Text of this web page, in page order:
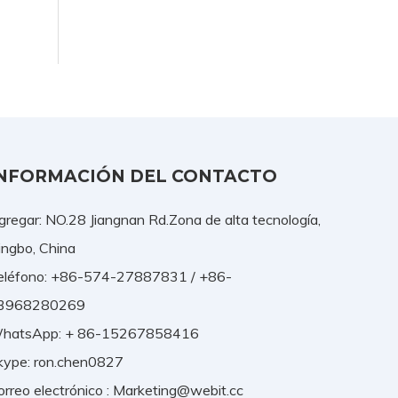
DEL CONTACTO
NO.28 Jiangnan Rd.Zona de alta tecnología,
China
+86-574-27887831 / +86-
+ 86-15267858416
ron.chen0827
electrónico : Marketing@webit.cc